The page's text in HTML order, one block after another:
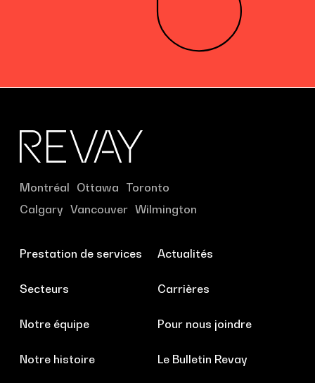
Montréal Ottawa Toronto
Calgary Vancouver Wilmington
Prestation de services
Secteurs
Notre équipe
Notre histoire
Actualités
Carrières
Pour nous joindre
Le Bulletin Revay